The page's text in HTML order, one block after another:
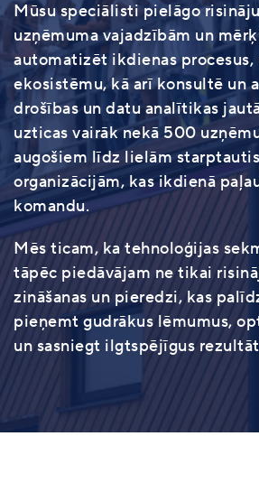
Mūsu speciālisti pielāgo
uzņēmuma vajadzībām un
automatizēt ikdienas procesus,
ekosistēmu, kā arī konsultē un
drošības un datu analītikas
uzticas vairāk nekā 500
augošiem līdz lielām
organizācijām, kas ikdienā
komandu.
Mēs ticam, ka tehnoloģijas
tāpēc piedāvājam ne tikai
zināšanas un pieredzi, kas
pieņemt gudrākus lēmumus,
un sasniegt ilgtspējīgus